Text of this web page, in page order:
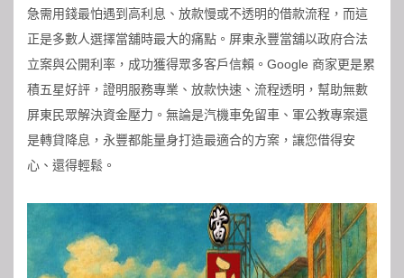
急需用錢最怕遇到高利息、放款慢或不透明的借款流程，而這
正是多數人選擇當舖時最大的痛點。 屏東永豐當舖以政府合法
立案與公開利率，成功獲得眾多客戶信賴。Google 商家更是累
積五星好評，證明服務專業、放款快速、流程透明，幫助無數
屏東民眾解決資金壓力。無論是汽機車免留車、軍公教專案還
是轉貸降息，永豐都能量身打造最適合的方案，讓您借得安
心、還得輕鬆。